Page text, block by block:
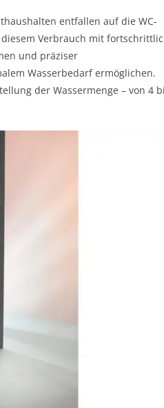
entfallen auf die WC-
Verbrauch mit
und präziser
Wasserbedarf ermöglichen.
der Wassermenge – von 4